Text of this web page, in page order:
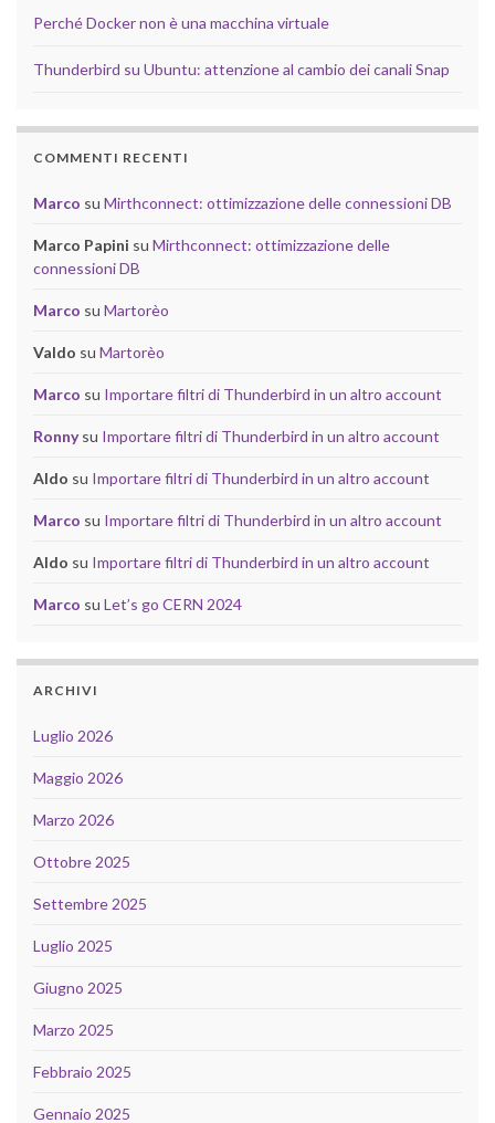
Perché Docker non è una macchina virtuale
Thunderbird su Ubuntu: attenzione al cambio dei canali Snap
COMMENTI RECENTI
Marco su Mirthconnect: ottimizzazione delle connessioni DB
Marco Papini su Mirthconnect: ottimizzazione delle
connessioni DB
Marco su Martorèo
Valdo su Martorèo
Marco su Importare filtri di Thunderbird in un altro account
Ronnysu Importare filtri di Thunderbird in un altro account
Aldo su Importare filtri di Thunderbird in un altro account
Marco su Importare filtri di Thunderbird in un altro account
Aldo su Importare filtri di Thunderbird in un altro account
Marco su Let’s go CERN 2024
ARCHIVI
Luglio 2026
Maggio 2026
Marzo 2026
Ottobre 2025
Settembre 2025
Luglio 2025
Giugno 2025
Marzo 2025
Febbraio 2025
Gennaio 2025